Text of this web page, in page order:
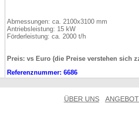
Abmessungen: ca. 2100x3100 mm
Antriebsleistung: 15 kW
Förderleistung: ca. 2000 t/h
Preis: vs Euro (die Preise verstehen sich
Referenznummer: 6686
ÜBER UNS